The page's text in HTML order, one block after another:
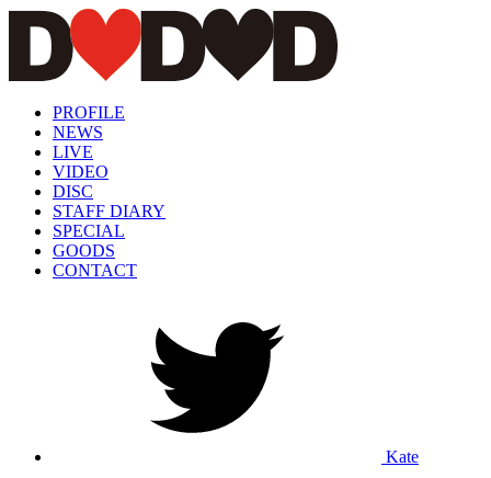
PROFILE
NEWS
LIVE
VIDEO
DISC
STAFF DIARY
SPECIAL
GOODS
CONTACT
Kate